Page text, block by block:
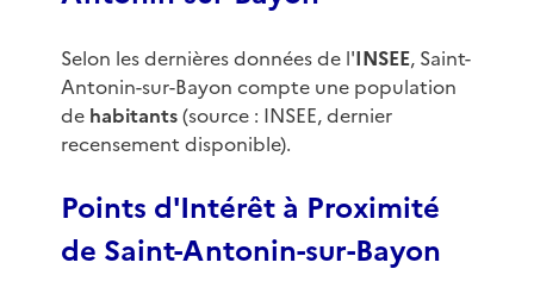
Selon les dernières données de l'INSEE, Saint-
Antonin-sur-Bayon compte une population
de habitants(source : INSEE, dernier
recensement disponible).
Points d'Intérêt à Proximité
de Saint-Antonin-sur-Bayon